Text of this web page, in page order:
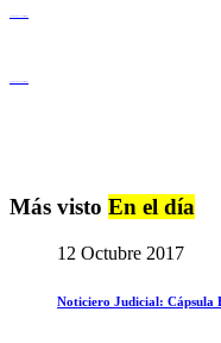
Más visto En el día
12 Octubre 2017
Noticiero Judicial: Cápsula